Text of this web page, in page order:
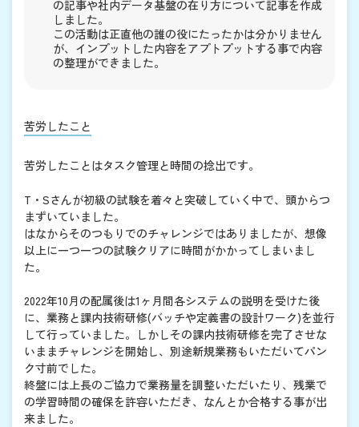
の記事や社内データ基盤の在り方について記事を作成
しました。
この活動は正直他の誰の役にたったかは分かりません
が、インプットした内容をアプトプットする事で内容
の整理ができました。
苦労したこと
苦労したことはタスク管理と時間の捻出です。
T・Sさんが初級の試験を着々と突破していく中で、頭からつ
まずいていました。
はなからそのつもりでのチャレンジではありましたが、想像
以上に一つ一つの試験クリアに時間がかかってしまいまし
た。
2022年10月の配属後は1ヶ月間各システムの説明を受けた後
に、業務と課内技術研修(バッチや定義書の設計ワーク)を並行
して行っていました。しかしその課内技術研修を完了させな
いままチャレンジを開始し、別途新規業務もいただいてパン
ク寸前でした。
終盤には上長のご協力で業務量を調整いただいたり、残業で
の学習時間の確保を許容いただき、なんとか合格する事が出
来ました。